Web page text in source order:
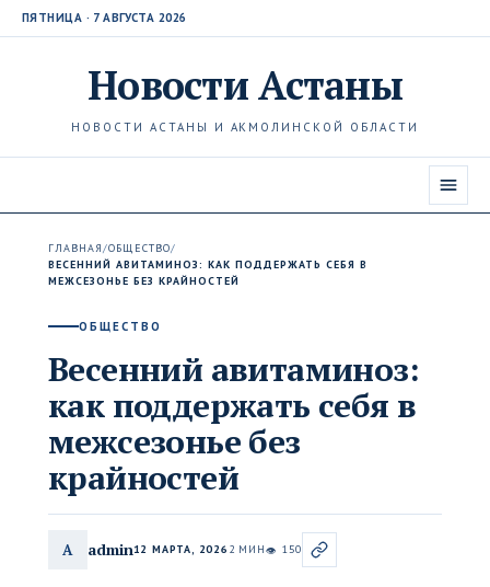
ПЯТНИЦА · 7 АВГУСТА 2026
НовостиАстаны
НОВОСТИ АСТАНЫ И АКМОЛИНСКОЙ ОБЛАСТИ
ГЛАВНАЯ/ОБЩЕСТВО/
ВЕСЕННИЙ АВИТАМИНОЗ: КАК ПОДДЕРЖАТЬ СЕБЯ В
МЕЖСЕЗОНЬЕ БЕЗ КРАЙНОСТЕЙ
ОБЩЕСТВО
Весенний авитаминоз:
как поддержать себя в
межсезонье без
крайностей
A admin12 МАРТА, 2026 2 МИН👁 150